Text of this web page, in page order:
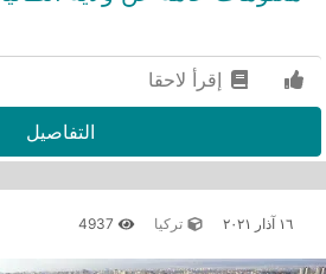
إقرأ لاحقا
التفاصيل
١٦ آذار ٢٠٢١ تركيا